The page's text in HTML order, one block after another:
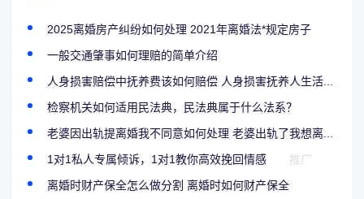
2025离婚房产纠纷如何处理 2021年离婚法*规定房子
一般交通肇事如何理赔的简单介绍
人身损害赔偿中抚养费该如何赔偿 人身损害抚养人生活...
检察机关如何适用民法典，民法典属于什么法系？
老婆因出轨提离婚我不同意如何处理 老婆出轨了我想离...
1对1私人专属倾诉，1对1教你高效挽回情感
推广
离婚时财产保全怎么做分割 离婚时如何财产保全